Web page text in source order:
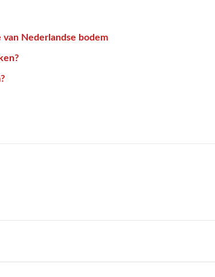
Nederlandse bodem